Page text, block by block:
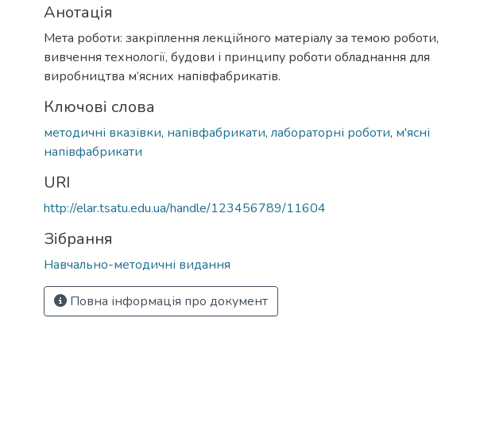
Анотація
Мета роботи: закріплення лекційного матеріалу за темою роботи,
вивчення технології, будови і принципу роботи обладнання для
виробництва м’ясних напівфабрикатів.
Ключові слова
методичні вказівки, напівфабрикати, лабораторні роботи, м'ясні
напівфабрикати
URI
http://elar.tsatu.edu.ua/handle/123456789/11604
Зібрання
Навчально-методичні видання
Повна інформація про документ